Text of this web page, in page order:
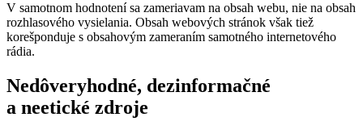
V samotnom hodnotení sa zameriavam na obsah webu, nie na obsah
rozhlasového vysielania. Obsah webových stránok však tiež
korešponduje s obsahovým zameraním samotného internetového
rádia.
Nedôveryhodné, dezinformačné
a neetické zdroje